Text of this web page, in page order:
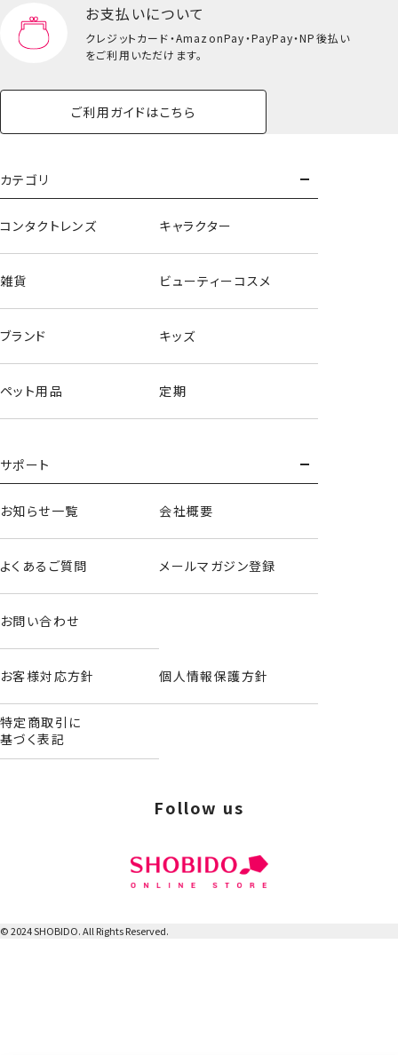
リップトリートメント
リップトリートメント
お支払いについて
クレジットカード・AmazonPay・PayPay・NP後払い
をご利用いただけます。
ご利用ガイドはこちら
カテゴリ
コンタクトレンズ キャラクター
雑貨 ビューティーコスメ
ブランド キッズ
ペット用品 定期
サポート
お知らせ一覧 会社概要
よくあるご質問 メールマガジン登録
お問い合わせ
お客様対応方針 個人情報保護方針
特定商取引に
基づく表記
© 2024 SHOBIDO. All Rights Reserved.
Follow us